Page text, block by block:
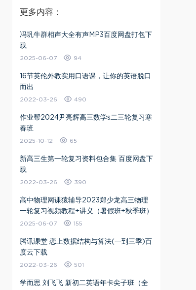
更多内容：
冯巩牛群相声大全有声MP3百度网盘打包下
载
2025-06-07 94
16节英伦外教实用口语课，让你的英语脱口
而出
2022-03-26 490
作业帮2024尹亮辉高三数学s二三轮复习寒
春班
2025-10-12 65
新高三生第一轮复习资料包合集 百度网盘下
载
2022-03-26 390
高中物理网课猿辅导2023郑少龙高三物理
一轮复习视频教程+讲义（暑假班+秋季班）
2025-06-07 155
腾讯课堂 恋上数据结构与算法(一到三季)百
度云下载
2022-03-26 501
学而思 刘飞飞 新初二英语年卡尖子班（全